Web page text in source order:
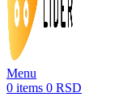
Menu
0 items 0 RSD